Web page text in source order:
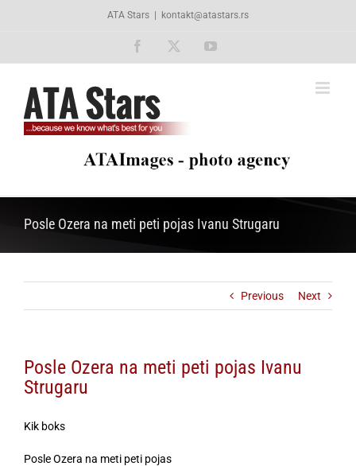
ATA Stars kontakt@atastars.rs
Facebook YouTube
Posle Ozera na meti peti pojas Ivanu Strugaru
Previous Next
Posle Ozera na meti peti pojas Ivanu
Strugaru
Kik boks
Posle Ozera na meti peti pojas